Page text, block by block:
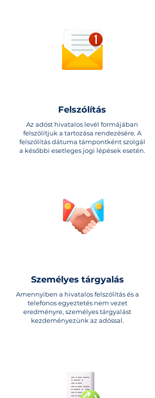
Felszólítás
Az adóst hivatalos levél formájában
felszólítjuk a tartozása rendezésére. A
felszólítás dátuma támpontként szolgál
a későbbi esetleges jogi lépések esetén.
Személyes tárgyalás
Amennyiben a hivatalos felszólítás és a
telefonos egyeztetés nem vezet
eredményre, személyes tárgyalást
kezdeményezünk az adóssal.